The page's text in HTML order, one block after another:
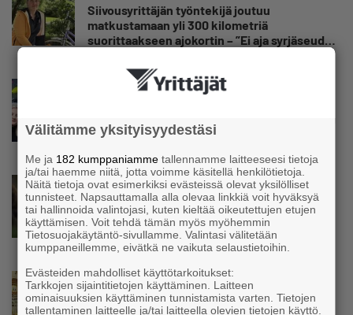
Siivousyrittäjän työntekijä joutuu
matkustamaan yli 300 kilometriä
suorittaakseen ajokortin – ”Ei aja syrjäseudun
Voimamiehen lettivideot poikivat yrittäjälle
satoja yhteydenottoja
Uutinen
Koneyrittäjät: Lainsäädännössä ”villisian
mentävä porsaanreikä” – ”Rajoitusten
vahingot eivät voi jäädä vain yksittäisen
yrittäjän harteille”
Uutinen
Yrittäjien Mikael Pentikäiseltä YEL-varoitus
Välitämme yksityisyydestäsi
Me ja 182 kumppaniamme tallennamme laitteeseesi tietoja
ja/tai haemme niitä, jotta voimme käsitellä henkilötietoja.
Näitä tietoja ovat esimerkiksi evästeissä olevat yksilölliset
tunnisteet. Napsauttamalla alla olevaa linkkiä voit hyväksyä
tai hallinnoida valintojasi, kuten kieltää oikeutettujen etujen
käyttämisen. Voit tehdä tämän myös myöhemmin
Tietosuojakäytäntö-sivullamme. Valintasi välitetään
kumppaneillemme, eivätkä ne vaikuta selaustietoihin.
Evästeiden mahdolliset käyttötarkoitukset:
Tarkkojen sijaintitietojen käyttäminen. Laitteen
ominaisuuksien käyttäminen tunnistamista varten. Tietojen
tallentaminen laitteelle ja/tai laitteella olevien tietojen käyttö.